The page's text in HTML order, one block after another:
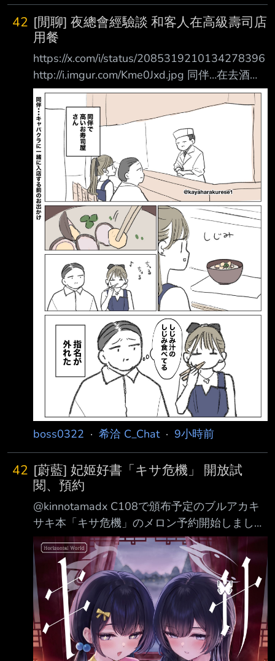
42 [閒聊] 夜總會經驗談 和客人在高級壽司店
用餐
https://x.com/i/status/2085319210134278396
http://i.imgur.com/Kme0Jxd.jpg 同伴…在去酒店
上班前，和客人一起到高級壽司店用餐。 蜆湯
哧溜、哧溜 （在吃蜆仔湯裡的蜆肉…） 之後客人
取消指名了 AI解釋：
http://i.imgur.com/IwWpB1J.jpg 原來吃蛤蜊湯
的蛤蜊會被認為寒酸喔 ----- Sent from JPTT on
my Samsung SM-S9380. --
boss0322 · 希洽 C_Chat· 9小時前
42 [蔚藍] 妃姬好書「キサ危機」 開放試
閱、預約
@kinnotamadx C108で頒布予定のブルアカキ
サキ本「キサ危機」のメロン予約開始しまし
た。キサキとキ キの２つの味わいです。 封面
https://i.urusai.cc/kjy5M.jpg 28頁
https://i.urusai.cc/5v8dz.jpg 試閱
https://i.urusai.cc/C2TTO.jpg
https://i.urusai.cc/abTx6.jpg
https://i.urusai.cc/NmSa6.jpg
https://i.urusai.cc/9Gvb4.j